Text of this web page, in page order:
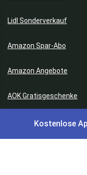
Lidl Sonderverkauf
Amazon Spar-Abo
Amazon Angebote
AOK Gratisgeschenke
Gutscheine,
Kostenlose